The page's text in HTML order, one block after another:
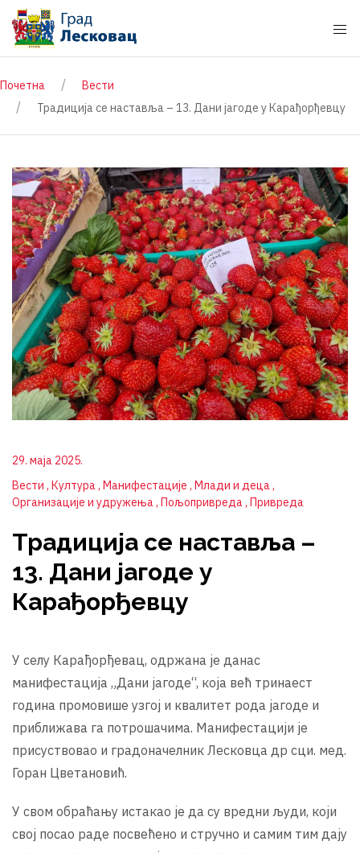
Почетна
Вести
Традиција се наставља – 13. Дани јагоде у Карађорђевцу
29. маја 2025.
Вести Култура Манифестације Млади и деца
Организације и удружења
Пољопривреда Привреда
Традиција се наставља –
13. Дани јагоде у
Карађорђевцу
У селу Карађорђевац, одржана је данас
манифестација „Дани јагоде“, која већ тринаест
година промовише узгој и квалитет рода јагоде и
приближава га потрошачима. Манифестацији је
присуствовао и градоначелник Лесковца др сци. мед.
Горан Цветановић.
У свом обраћању истакао је да су вредни људи, који
свој посао раде посвећено и стручно и самим тим дају